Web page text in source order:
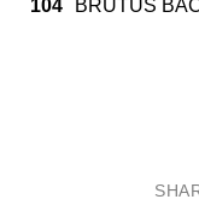
104 BRUTUS